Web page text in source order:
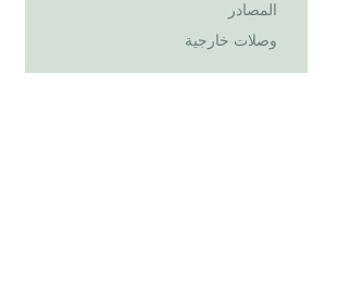
المصادر
وصلات خارجية